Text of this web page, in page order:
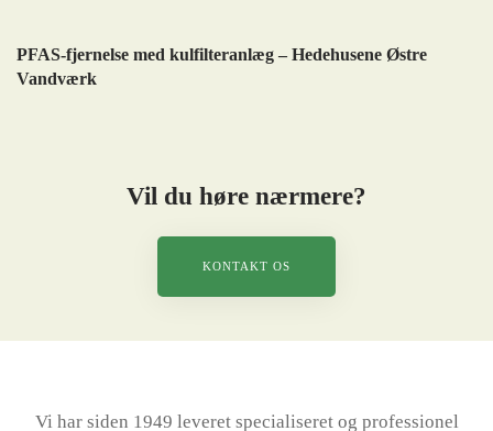
PFAS-fjernelse med kulfilteranlæg – Hedehusene Østre
Vandværk
Vil du høre nærmere?
KONTAKT OS
Vi har siden 1949 leveret specialiseret og professionel